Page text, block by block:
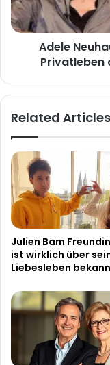
das
Privatleben
beliebten
Adele
Privatleben
Related Articles
Julien Bam
ist wirklich über
Liebesleben